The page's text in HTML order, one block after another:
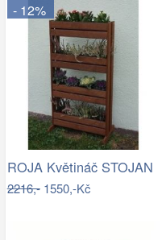
- 12%
ROJA Květináč STOJAN
2216,-1550,-Kč